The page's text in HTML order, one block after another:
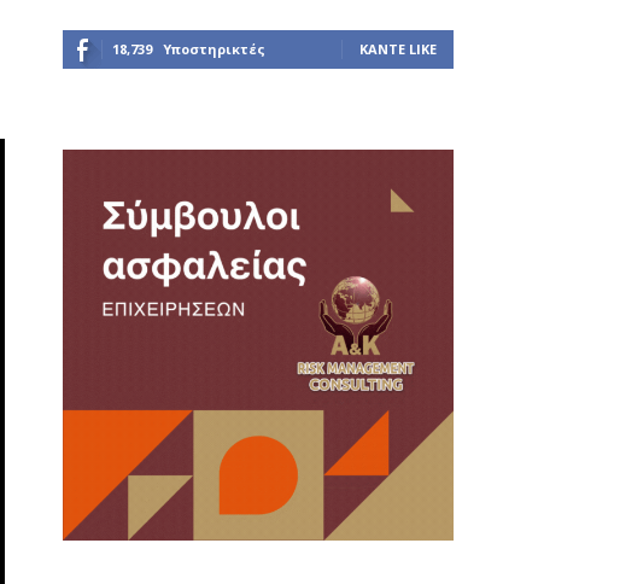
18,739 Υποστηρικτές ΚΆΝΤΕ LIKE